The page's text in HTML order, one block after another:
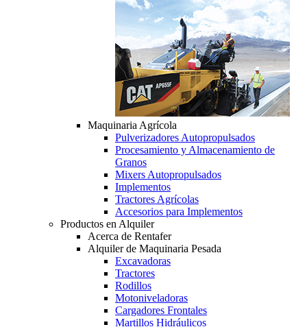
Maquinaria Agrícola
Pulverizadores Autopropulsados
Procesamiento y Almacenamiento de
Granos
Mixers Autopropulsados
Implementos
Tractores Agrícolas
Accesorios para Implementos
Productos en Alquiler
Acerca de Rentafer
Alquiler de Maquinaria Pesada
Excavadoras
Tractores
Rodillos
Motoniveladoras
Cargadores Frontales
Martillos Hidráulicos